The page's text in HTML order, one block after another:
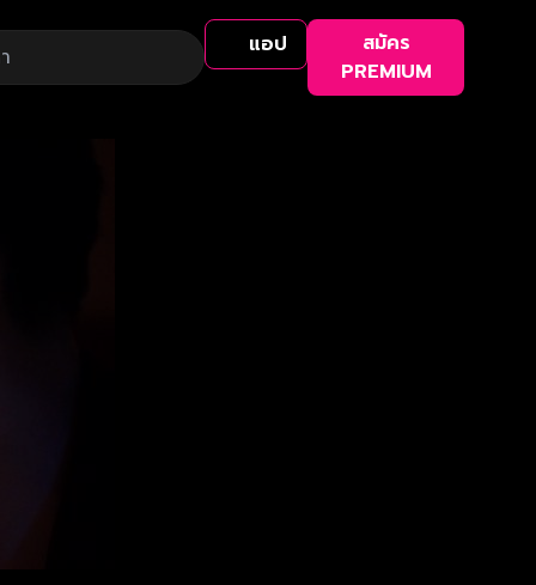
แอป
สมัคร
PREMIUM